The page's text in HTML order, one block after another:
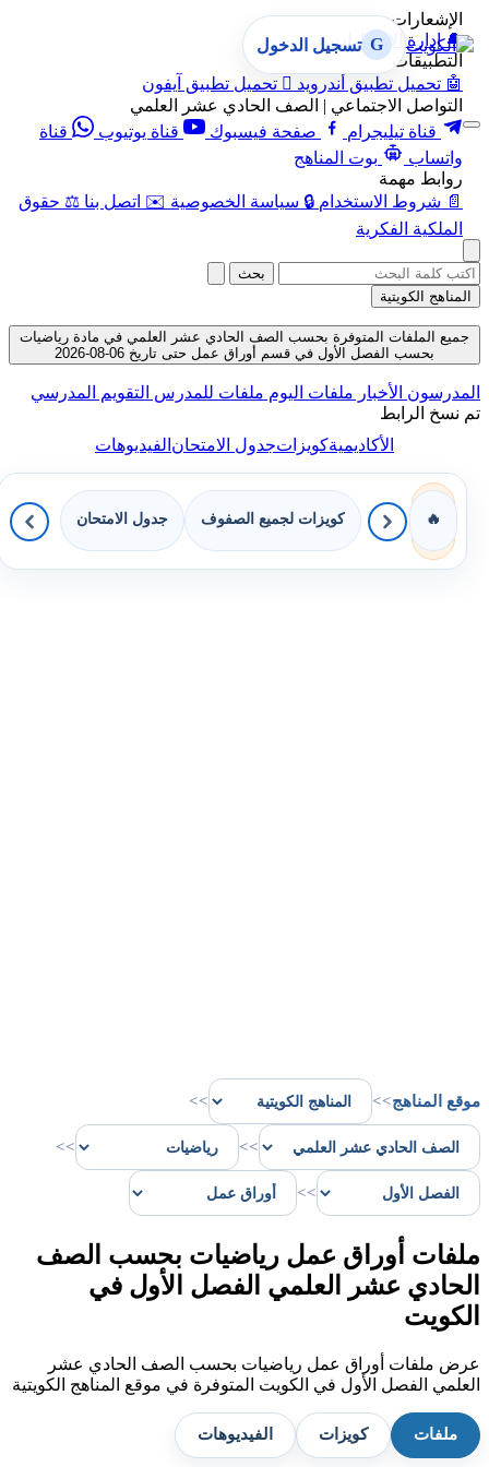
الإشعارات
🔔 إدارة الإشعارات
التطبيقات
🤖 تحميل تطبيق أندرويد  تحميل تطبيق آيفون
التواصل الاجتماعي | الصف الحادي عشر العلمي
قناة تيليجرام
صفحة فيسبوك قناة يوتيوب
قناة
واتساب
بوت المناهج
روابط مهمة
📄 شروط الاستخدام 🔒 سياسة الخصوصية ✉️ اتصل بنا ⚖️ حقوق
الملكية الفكرية
G تسجيل الدخول
بحث
المناهج الكويتية
جميع الملفات المتوفرة بحسب الصف الحادي عشر العلمي في مادة رياضيات
بحسب الفصل الأول في قسم أوراق عمل حتى تاريخ 06-08-2026
المدرسون الأخبار ملفات اليوم ملفات للمدرس التقويم المدرسي
تم نسخ الرابط
الأكاديميةكويزاتجدول الامتحانالفيديوهات
🔥 كويزات لجميع الصفوف جدول الامتحان
موقع المناهج>>
>>
>>
>>
>>
ملفات أوراق عمل رياضيات بحسب الصف
الحادي عشر العلمي الفصل الأول في
الكويت
عرض ملفات أوراق عمل رياضيات بحسب الصف الحادي عشر
العلمي الفصل الأول في الكويت المتوفرة في موقع المناهج الكويتية
ملفات كويزات الفيديوهات